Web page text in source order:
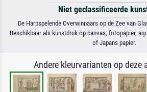
Niet geclassificeerde
De Harpspelende Overwinnaars op de Zee van
Beschikbaar als kunstdruk op canvas, fotopapier,
of Japans papier.
Andere kleurvarianten op deze